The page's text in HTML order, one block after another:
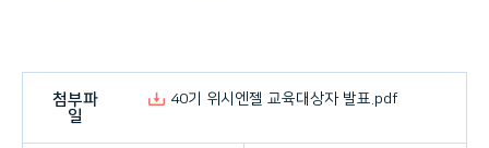
첨부파
일
40기 위시엔젤 교육대상자 발표.pdf